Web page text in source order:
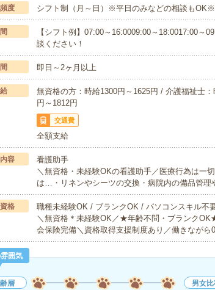
度 シフト制（月～日）※平日のみなどの相談も
【シフト例】07:00～16:0009:00～18:0017:00
談ください！
即日～2ヶ月以上
無資格の方：時給1300円～1625円 / 介護福祉士
円～1812円
交通費
全額支給
容
看護助手
＼無資格・未経験OKの看護助手／医療行為は一
は…・リネンやシーツの交換・病院内の備品管
格
職種未経験OK / ブランクOK / パソコンスキル不
＼無資格＊未経験OK／★年齢不問・ブランク
会保険完備＼資格取得支援制度あり／働きなが
囲気
層
男女